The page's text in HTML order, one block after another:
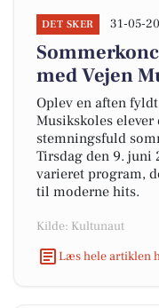
DET SKER 31-05-
med Vejen
Oplev en aften
Musikskoles
stemningsfuld
Tirsdag den 9. juni
varieret program,
til moderne hits.
Kilde: Kultunaut
Læs hele artiklen